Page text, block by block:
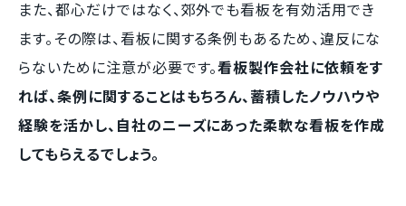
また、都心だけではなく、郊外でも看板を有効活用でき
ます。その際は、看板に関する条例もあるため、違反にな
らないために注意が必要です。看板製作会社に依頼をす
れば、条例に関することはもちろん、蓄積したノウハウや
経験を活かし、自社のニーズにあった柔軟な看板を作成
してもらえるでしょう。